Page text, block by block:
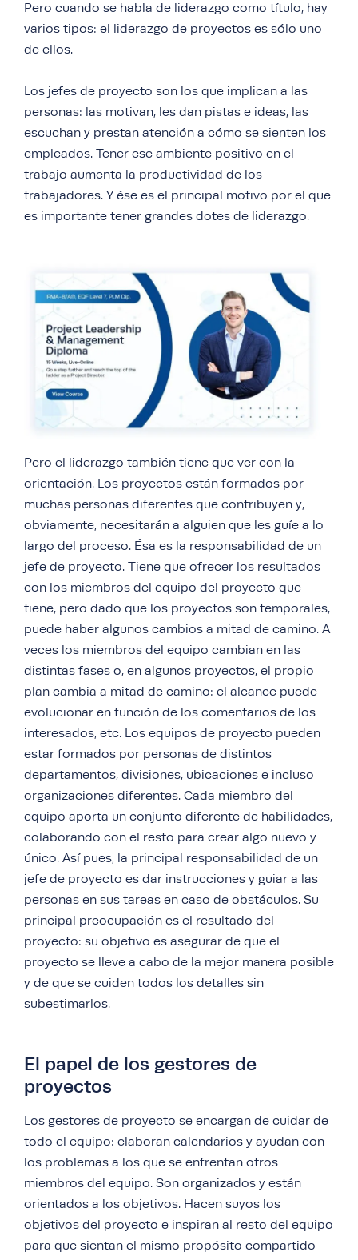
Pero cuando se habla de liderazgo como título, hay
varios tipos: el liderazgo de proyectos es sólo uno
de ellos.
Los jefes de proyecto son los que implican a las
personas: las motivan, les dan pistas e ideas, las
escuchan y prestan atención a cómo se sienten los
empleados. Tener ese ambiente positivo en el
trabajo aumenta la productividad de los
trabajadores. Y ése es el principal motivo por el que
es importante tener grandes dotes de liderazgo.
Pero el liderazgo también tiene que ver con la
orientación. Los proyectos están formados por
muchas personas diferentes que contribuyen y,
obviamente, necesitarán a alguien que les guíe a lo
largo del proceso. Ésa es la responsabilidad de un
jefe de proyecto. Tiene que ofrecer los resultados
con los miembros del equipo del proyecto que
tiene, pero dado que los proyectos son temporales,
puede haber algunos cambios a mitad de camino. A
veces los miembros del equipo cambian en las
distintas fases o, en algunos proyectos, el propio
plan cambia a mitad de camino: el alcance puede
evolucionar en función de los comentarios de los
interesados, etc. Los equipos de proyecto pueden
estar formados por personas de distintos
departamentos, divisiones, ubicaciones e incluso
organizaciones diferentes. Cada miembro del
equipo aporta un conjunto diferente de habilidades,
colaborando con el resto para crear algo nuevo y
único. Así pues, la principal responsabilidad de un
jefe de proyecto es dar instrucciones y guiar a las
personas en sus tareas en caso de obstáculos. Su
principal preocupación es el resultado del
proyecto: su objetivo es asegurar de que el
proyecto se lleve a cabo de la mejor manera posible
y de que se cuiden todos los detalles sin
subestimarlos.
El papel de los gestores de
proyectos
Los gestores de proyecto se encargan de cuidar de
todo el equipo: elaboran calendarios y ayudan con
los problemas a los que se enfrentan otros
miembros del equipo. Son organizados y están
orientados a los objetivos. Hacen suyos los
objetivos del proyecto e inspiran al resto del equipo
para que sientan el mismo propósito compartido